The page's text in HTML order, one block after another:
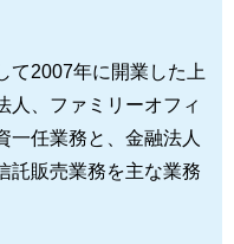
て2007年に開業した上
人、ファミリーオフィ
一任業務と、金融法人
託販売業務を主な業務